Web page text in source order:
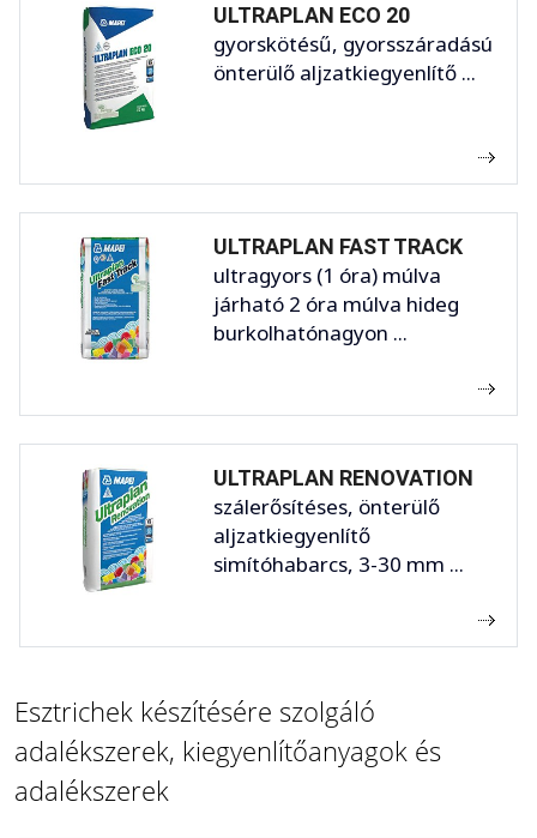
ULTRAPLAN ECO 20
gyorskötésű, gyorsszáradású
önterülő aljzatkiegyenlítő ...
ULTRAPLAN FAST TRACK
ultragyors (1 óra) múlva
járható 2 óra múlva hideg
burkolhatónagyon ...
ULTRAPLAN RENOVATION
szálerősítéses, önterülő
aljzatkiegyenlítő
simítóhabarcs, 3-30 mm ...
Esztrichek készítésére szolgáló
adalékszerek, kiegyenlítőanyagok és
adalékszerek